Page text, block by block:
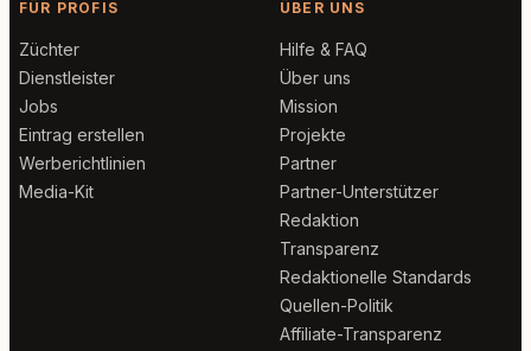
FÜR PROFIS
Züchter
Dienstleister
Jobs
Eintrag erstellen
Werberichtlinien
Media-Kit
ÜBER UNS
Hilfe & FAQ
Über uns
Mission
Projekte
Partner
Partner-Unterstützer
Redaktion
Transparenz
Redaktionelle Standards
Quellen-Politik
Affiliate-Transparenz